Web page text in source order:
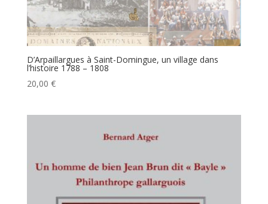
D’Arpaillargues à Saint-Domingue, un village dans
l’histoire 1788 – 1808
20,00 €